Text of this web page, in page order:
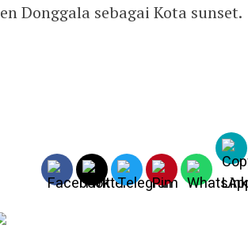
Donggala sebagai Kota sunset.